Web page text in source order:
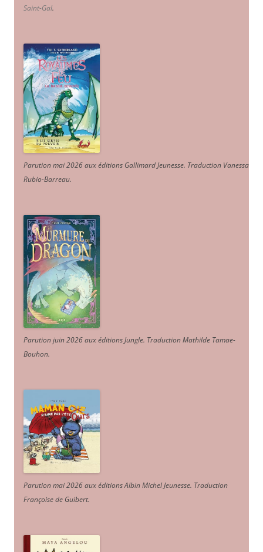
Saint-Gal.
Parution mai 2026 aux éditions Gallimard Jeunesse. Traduction Vanessa
Rubio-Barreau.
Parution juin 2026 aux éditions Jungle. Traduction Mathilde Tamae-
Bouhon.
Parution mai 2026 aux éditions Albin Michel Jeunesse. Traduction
Françoise de Guibert.